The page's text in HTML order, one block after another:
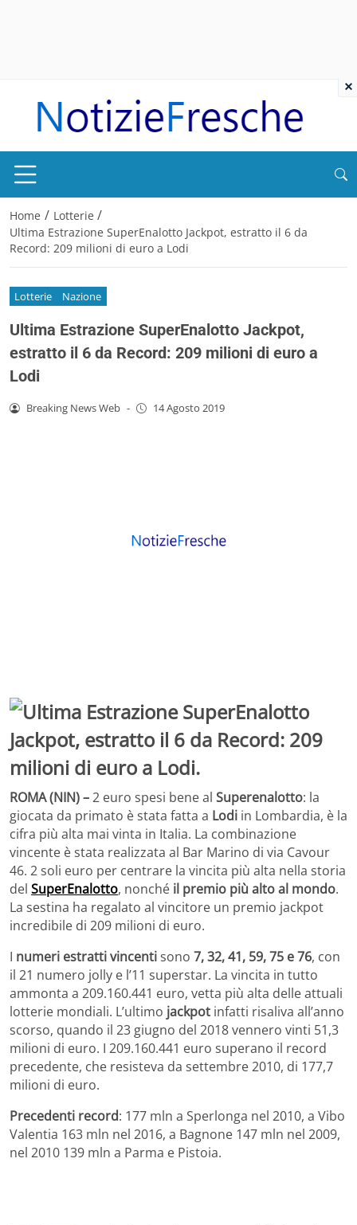
Home / Lotterie /
Ultima Estrazione SuperEnalotto Jackpot, estratto il 6 da
Record: 209 milioni di euro a Lodi
Lotterie Nazione
Ultima Estrazione SuperEnalotto Jackpot,
estratto il 6 da Record: 209 milioni di euro a
Lodi
Breaking News Web - 14 Agosto 2019
ROMA (NIN) –2 euro spesi bene al Superenalotto: la
giocata da primato è stata fatta a Lodi in Lombardia, è la
cifra più alta mai vinta in Italia. La combinazione
vincente è stata realizzata al Bar Marino di via Cavour
46. 2 soli euro per centrare la vincita più alta nella storia
del SuperEnalotto, nonché il premio più alto al mondo.
La sestina ha regalato al vincitore un premio jackpot
incredibile di 209 milioni di euro.
I numeri estratti vincentisono 7, 32, 41, 59, 75 e 76, con
il 21 numero jolly e l’11 superstar. La vincita in tutto
ammonta a 209.160.441 euro, vetta più alta delle attuali
lotterie mondiali. L’ultimo jackpot infatti risaliva all’anno
scorso, quando il 23 giugno del 2018 vennero vinti 51,3
milioni di euro. I 209.160.441 euro superano il record
precedente, che resisteva da settembre 2010, di 177,7
milioni di euro.
Precedenti record: 177 mln a Sperlonga nel 2010, a Vibo
Valentia 163 mln nel 2016, a Bagnone 147 mln nel 2009,
nel 2010 139 mln a Parma e Pistoia.
×